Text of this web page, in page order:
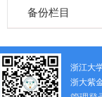
备份栏目
浙江大
浙大紫